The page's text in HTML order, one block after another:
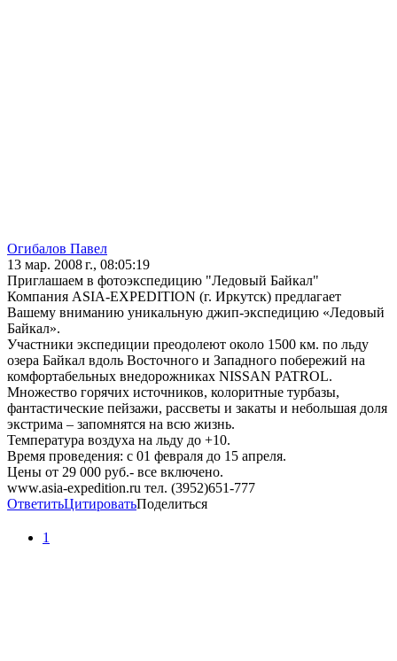
Огибалов Павел
13 мар. 2008 г., 08:05:19
Приглашаем в фотоэкспедицию "Ледовый Байкал"
Компания ASIA-EXPEDITION (г. Иркутск) предлагает
Вашему вниманию уникальную джип-экспедицию «Ледовый
Байкал».
Участники экспедиции преодолеют около 1500 км. по льду
озера Байкал вдоль Восточного и Западного побережий на
комфортабельных внедорожниках NISSAN PATROL.
Множество горячих источников, колоритные турбазы,
фантастические пейзажи, рассветы и закаты и небольшая доля
экстрима – запомнятся на всю жизнь.
Температура воздуха на льду до +10.
Время проведения: с 01 февраля до 15 апреля.
Цены от 29 000 руб.- все включено.
www.asia-expedition.ru тел. (3952)651-777
ОтветитьЦитироватьПоделиться
1